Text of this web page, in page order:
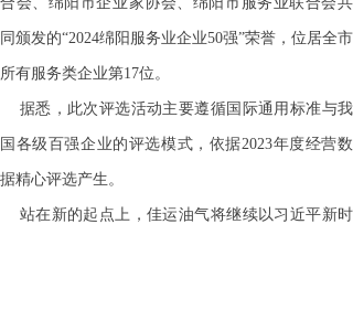
同颁发的“2024绵阳服务业企业50强”荣誉，位居全市
所有服务类企业第17位。
据悉，此次评选活动主要遵循国际通用标准与我
国各级百强企业的评选模式，依据2023年度经营数
据精心评选产生。
站在新的起点上，佳运油气将继续以习近平新时